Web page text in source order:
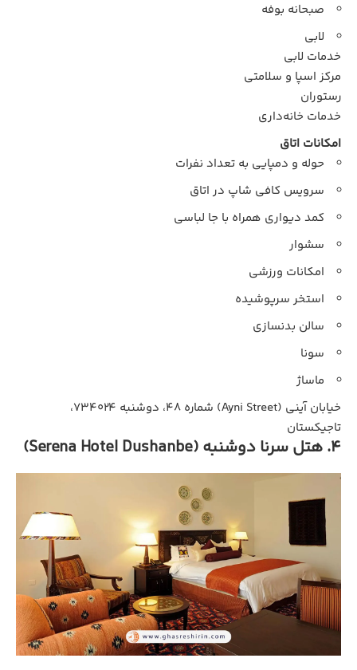
صبحانه بوفه
لابی
خدمات لابی
مرکز اسپا و سلامتی
رستوران
خدمات خانه‌داری
امکانات اتاق
حوله و دمپایی به تعداد نفرات
سرویس کافی شاپ در اتاق
کمد دیواری همراه با جا لباسی
سشوار
امکانات ورزشی
استخر سرپوشیده
سالن بدنسازی
سونا
ماساژ
خیابان آینی (Ayni Street) شماره ۴۸، دوشنبه ۷۳۴۰۲۴،
تاجیکستان
4. هتل سرنا دوشنبه (Serena Hotel Dushanbe)